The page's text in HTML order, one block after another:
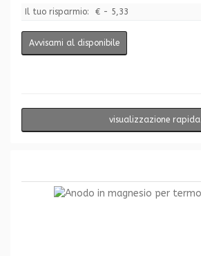
Il tuo risparmio: € - 5,33
Avvisami al disponibile
visualizzazione rapida